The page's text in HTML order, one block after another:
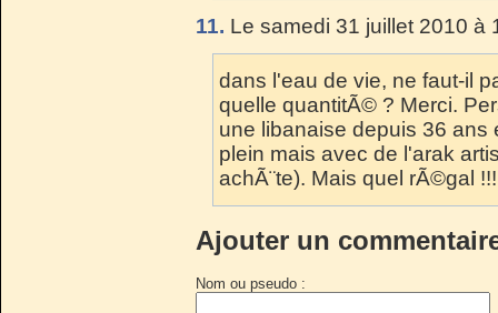
11. Le samedi 31 juillet 2010 à
dans l'eau de vie, ne faut-il
quelle quantitÃ© ? Merci.
une libanaise depuis 36 ans
plein mais avec de l'arak
achÃ¨te). Mais quel rÃ©gal
Ajouter un
Nom ou pseudo :